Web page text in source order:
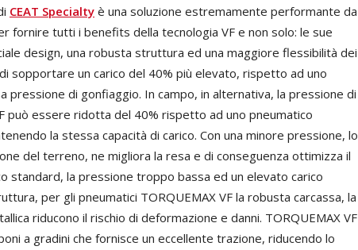
CEAT Specialty è una soluzione estremamente performante da
fornire tutti i benefits della tecnologia VF e non solo: le sue
design, una robusta struttura ed una maggiore flessibilità dei
sopportare un carico del 40% più elevato, rispetto ad uno
pressione di gonfiaggio. In campo, in alternativa, la pressione di
può essere ridotta del 40% rispetto ad uno pneumatico
la stessa capacità di carico. Con una minore pressione, lo
del terreno, ne migliora la resa e di conseguenza ottimizza il
standard, la pressione troppo bassa ed un elevato carico
per gli pneumatici TORQUEMAX VF la robusta carcassa, la
riducono il rischio di deformazione e danni. TORQUEMAX VF
a gradini che fornisce un eccellente trazione, riducendo lo